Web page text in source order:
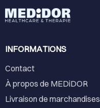
INFORMATIONS
Contact
À propos de MEDiDOR
Livraison de marchandises